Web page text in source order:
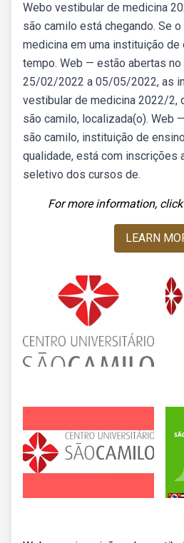
Webo vestibular de medicina
são camilo está chegando. Se
medicina em uma instituição de
tempo. Web — estão abertas
25/02/2022 a 05/05/2022, as
vestibular de medicina 2022/2,
são camilo, localizada(o). Web
são camilo, instituição de
qualidade, está com inscrições
seletivo dos cursos de.
For more information,
LEARN